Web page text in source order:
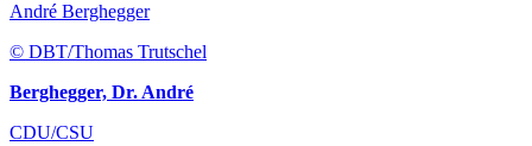
André Berghegger
© DBT/Thomas Trutschel
Berghegger, Dr. André
CDU/CSU